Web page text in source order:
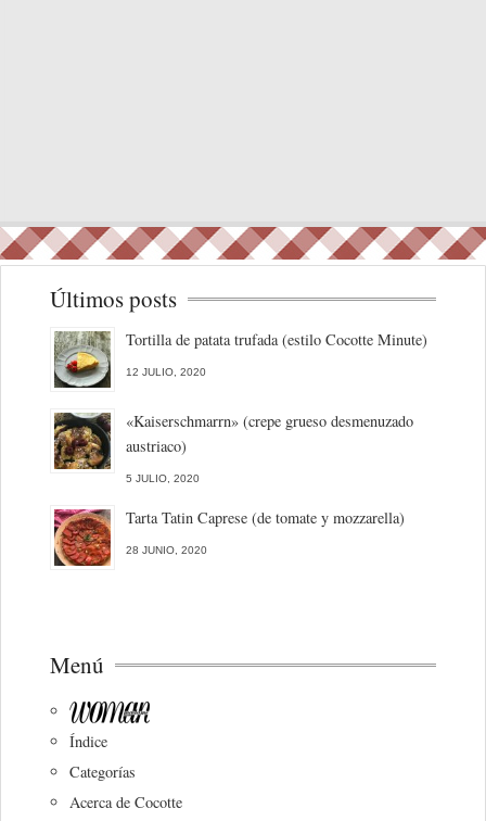
Últimos posts
Tortilla de patata trufada (estilo Cocotte Minute)
12 JULIO, 2020
«Kaiserschmarrn» (crepe grueso desmenuzado
austriaco)
5 JULIO, 2020
Tarta Tatin Caprese (de tomate y mozzarella)
28 JUNIO, 2020
Menú
Índice
Categorías
Acerca de Cocotte